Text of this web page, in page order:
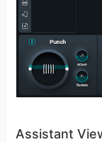
Assistant